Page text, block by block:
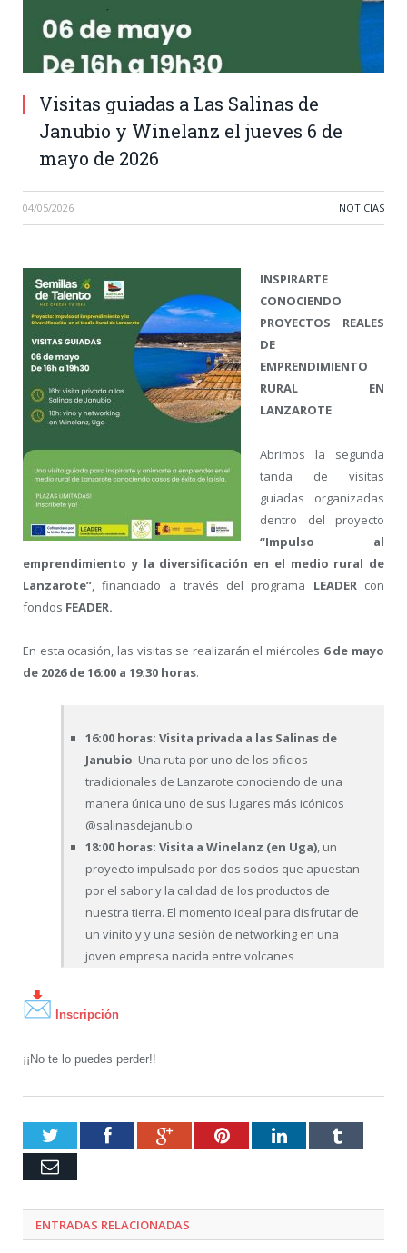
Visitas guiadas a Las Salinas de
Janubio y Winelanz el jueves 6 de
mayo de 2026
04/05/2026 NOTICIAS
INSPIRARTE
CONOCIENDO
PROYECTOS REALES
DE
EMPRENDIMIENTO
RURAL EN
LANZAROTE
Abrimos la segunda
tanda de visitas
guiadas organizadas
dentro del proyecto
“Impulso al
emprendimiento y la diversificación en el medio rural de
Lanzarote”, financiado a través del programa LEADERcon
fondos FEADER.
En esta ocasión, las visitas se realizarán el miércoles 6 de mayo
de 2026 de 16:00 a 19:30 horas.
16:00 horas: Visita privada a las Salinas de
Janubio. Una ruta por uno de los oficios
tradicionales de Lanzarote conociendo de una
manera única uno de sus lugares más icónicos
@salinasdejanubio
18:00 horas: Visita a Winelanz (en Uga), un
proyecto impulsado por dos socios que apuestan
por el sabor y la calidad de los productos de
nuestra tierra. El momento ideal para disfrutar de
un vinito y y una sesión de networking en una
joven empresa nacida entre volcanes
Inscripción
¡¡No te lo puedes perder!!
TwitterFacebookGoogle+PinterestLinkedInTumblr
Email
ENTRADAS RELACIONADAS